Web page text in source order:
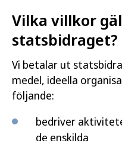
Vilka villkor
statsbidraget?
Vi betalar ut
medel, ideella
följande:
bedriver
de enskilda